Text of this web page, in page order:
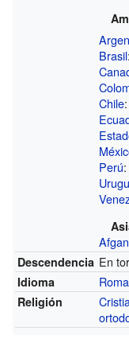
Brasil
Chile
Perú
Descendencia En
Idioma
Religión